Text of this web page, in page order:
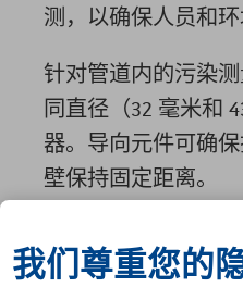
测，以确保人员和环
针对管道内的污染
同直径（32 毫米和
器。导向元件可确
壁保持固定距离。
和 β/γ 辐射的测量。
我们尊重您的